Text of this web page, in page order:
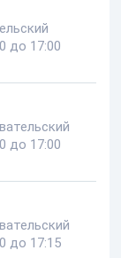
до 17:00
до 17:00
до 17:15